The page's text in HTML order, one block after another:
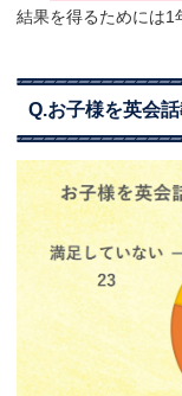
結果を得るためには1
Q.お子様を英会